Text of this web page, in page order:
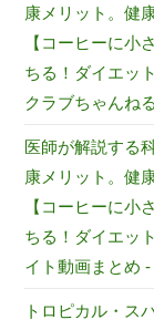
康メリット。健
【コーヒーに小
ちる！ダイエッ
クラブちゃんね
医師が解説する
康メリット。健
【コーヒーに小
ちる！ダイエッ
イト動画まとめ
トロピカル・ス